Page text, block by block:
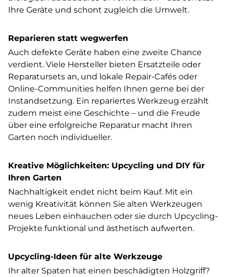
Ihre Geräte und schont zugleich die Umwelt.
Reparieren statt wegwerfen
Auch defekte Geräte haben eine zweite Chance
verdient. Viele Hersteller bieten Ersatzteile oder
Reparatursets an, und lokale Repair-Cafés oder
Online-Communities helfen Ihnen gerne bei der
Instandsetzung. Ein repariertes Werkzeug erzählt
zudem meist eine Geschichte – und die Freude
über eine erfolgreiche Reparatur macht Ihren
Garten noch individueller.
Kreative Möglichkeiten: Upcycling und DIY für
Ihren Garten
Nachhaltigkeit endet nicht beim Kauf. Mit ein
wenig Kreativität können Sie alten Werkzeugen
neues Leben einhauchen oder sie durch Upcycling-
Projekte funktional und ästhetisch aufwerten.
Upcycling-Ideen für alte Werkzeuge
Ihr alter Spaten hat einen beschädigten Holzgriff?